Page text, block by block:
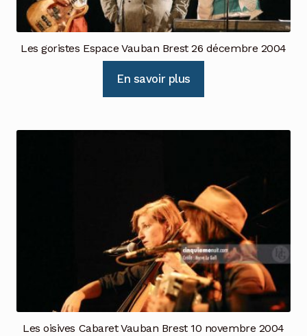
Les goristes Espace Vauban Brest 26 décembre 2004
En savoir plus
Les oisives Cabaret Vauban Brest 10 novembre 2004